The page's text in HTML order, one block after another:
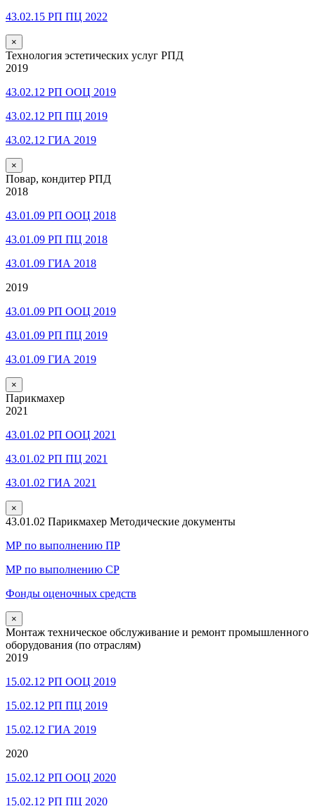
43.02.15 РП ПЦ 2022
×
Технология эстетических услуг РПД
2019
43.02.12 РП ООЦ 2019
43.02.12 РП ПЦ 2019
43.02.12 ГИА 2019
×
Повар, кондитер РПД
2018
43.01.09 РП ООЦ 2018
43.01.09 РП ПЦ 2018
43.01.09 ГИА 2018
2019
43.01.09 РП ООЦ 2019
43.01.09 РП ПЦ 2019
43.01.09 ГИА 2019
×
Парикмахер
2021
43.01.02 РП ООЦ 2021
43.01.02 РП ПЦ 2021
43.01.02 ГИА 2021
×
43.01.02 Парикмахер Методические документы
МР по выполнению ПР
МР по выполнению СР
Фонды оценочных средств
×
Монтаж техническое обслуживание и ремонт промышленного
оборудования (по отраслям)
2019
15.02.12 РП ООЦ 2019
15.02.12 РП ПЦ 2019
15.02.12 ГИА 2019
2020
15.02.12 РП ООЦ 2020
15.02.12 РП ПЦ 2020